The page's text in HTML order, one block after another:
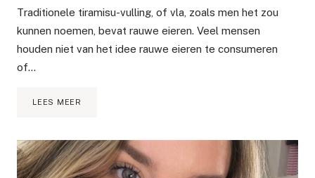
Traditionele tiramisu-vulling, of vla, zoals men het zou
kunnen noemen, bevat rauwe eieren. Veel mensen
houden niet van het idee rauwe eieren te consumeren
of…
LEES MEER
ALCOHOL,
EI
EN